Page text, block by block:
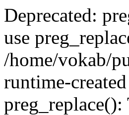
Deprecated:
use
/home/vokab/
runtime-
preg_replace():